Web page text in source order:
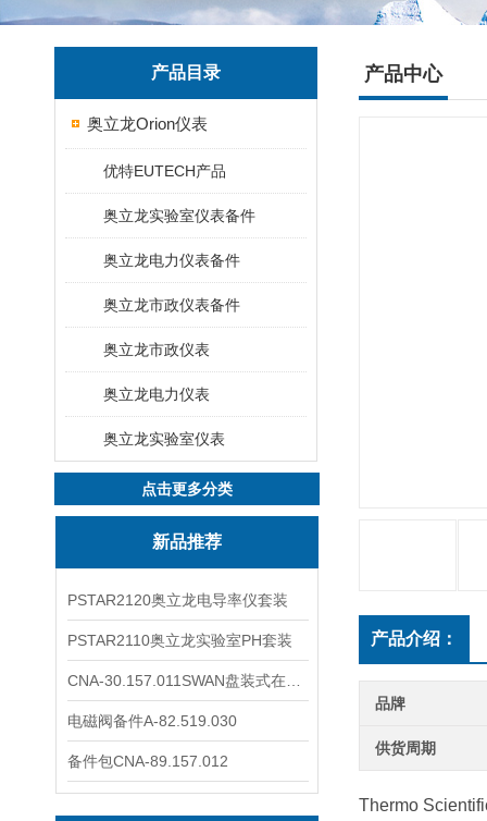
产品目录
奥立龙Orion仪表
优特EUTECH产品
奥立龙实验室仪表备件
奥立龙电力仪表备件
奥立龙市政仪表备件
奥立龙市政仪表
奥立龙电力仪表
奥立龙实验室仪表
点击更多分类
新品推荐
PSTAR2120奥立龙电导率仪套装
PSTAR2110奥立龙实验室PH套装
电磁阀备件A-82.519.030
备件包CNA-89.157.012
产品中心
产品介绍：
品牌
供货周期
Thermo